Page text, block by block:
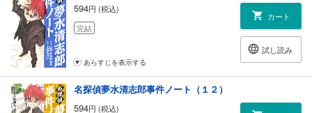
594円 (税込)
完結
カート
試し読み
あらすじを表示する
名探偵夢水清志郎事件ノート（１２）
594円 (税込)